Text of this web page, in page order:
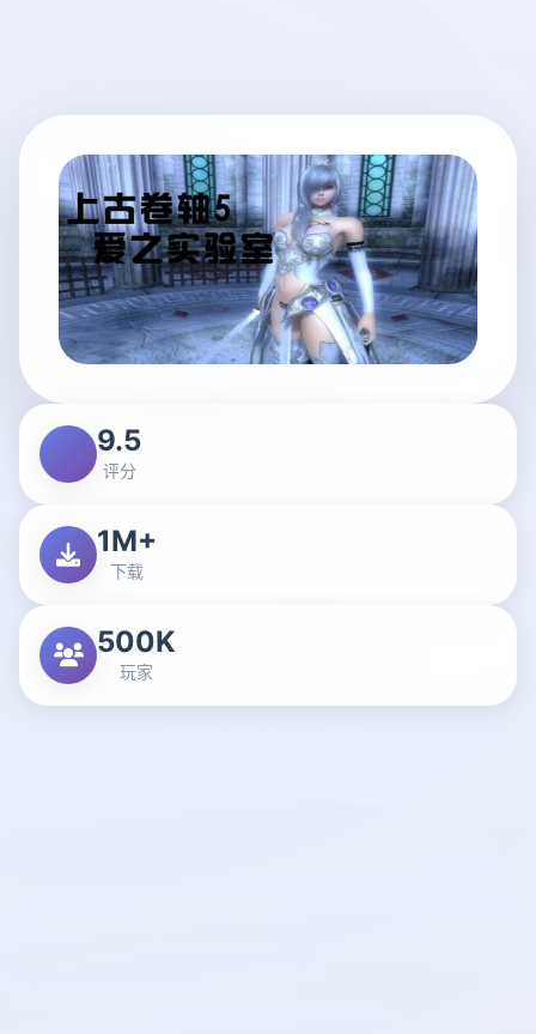
9.5
评分
1M+
下载
500K
玩家